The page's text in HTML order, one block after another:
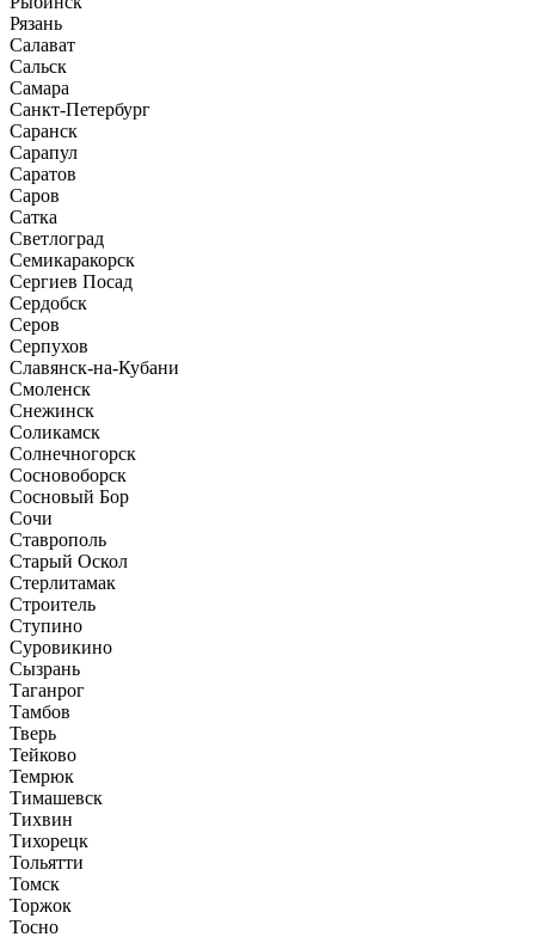
Рязань
Салават
Сальск
Самара
Санкт-Петербург
Саранск
Сарапул
Саратов
Саров
Сатка
Светлоград
Семикаракорск
Сергиев Посад
Сердобск
Серов
Серпухов
Славянск-на-Кубани
Смоленск
Снежинск
Соликамск
Солнечногорск
Сосновоборск
Сосновый Бор
Сочи
Ставрополь
Старый Оскол
Стерлитамак
Строитель
Ступино
Суровикино
Сызрань
Таганрог
Тамбов
Тверь
Тейково
Темрюк
Тимашевск
Тихвин
Тихорецк
Тольятти
Томск
Торжок
Тосно